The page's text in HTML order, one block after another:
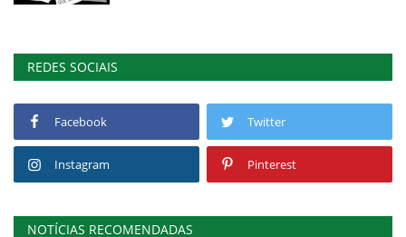
REDES SOCIAIS
Facebook Twitter
Instagram Pinterest
NOTÍCIAS RECOMENDADAS